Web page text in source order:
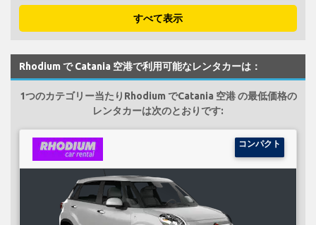
すべて表示
Rhodium で Catania 空港で利用可能なレンタカーは：
1つのカテゴリー当たりRhodium でCatania 空港 の最低価格の
レンタカーは次のとおりです:
コンパクト